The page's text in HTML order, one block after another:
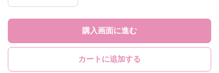
購入画面に進む
カートに追加する